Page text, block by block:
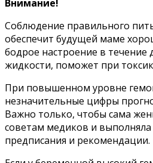
Внимание!
Соблюдение правильного
обеспечит будущей маме
бодрое настроение в течение
жидкости, поможет при
При повышенном уровне
незначительные цифры
Важно только, чтобы сама
советам медиков и
предписания и рекомендации.